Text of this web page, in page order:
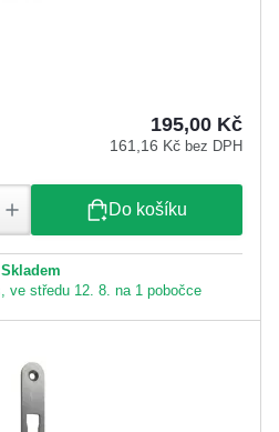
195,00 Kč
161,16 Kč bez DPH
Do košíku
Skladem
ve středu 12. 8. na 1 pobočce